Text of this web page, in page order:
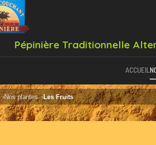
Pépinière Traditionnelle
ACCUEIL
Nos plantes Les Fruits